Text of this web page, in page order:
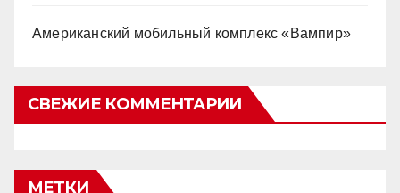
Американский мобильный комплекс «Вампир»
СВЕЖИЕ КОММЕНТАРИИ
МЕТКИ